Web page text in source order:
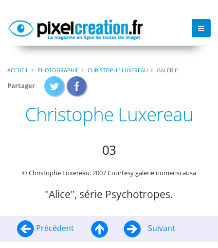
ACCUEIL PHOTOGRAPHIE CHRISTOPHE LUXEREAU GALERIE
Partager
Christophe Luxereau
03
© Christophe Luxereau. 2007 Courtesy galerie numeriscausa
"Alice", série Psychotropes.
Précédent Suivant